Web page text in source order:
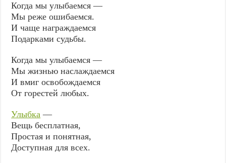
Когда мы yлыбаемся —
Мы реже ошибаемся.
И чаще награждаемся
Подарками судьбы.
Когда мы улыбаемся —
Мы жизнью наслаждаемся
И вмиг освобождаемся
От горестей любых.
Улыбка —
Вещь бесплатная,
Простая и понятная,
Доступная для всех.